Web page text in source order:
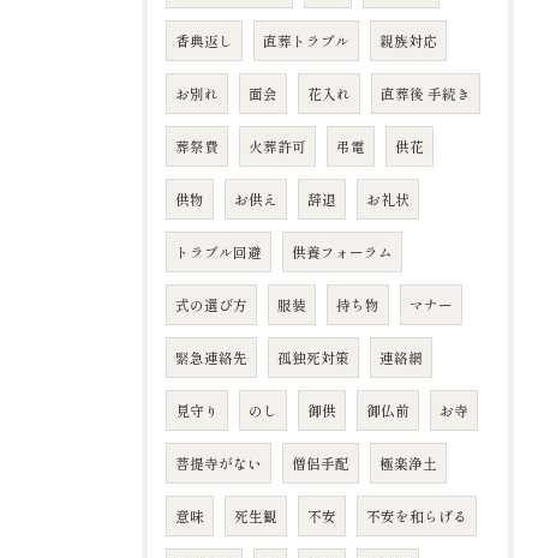
香典返し 直葬トラブル 親族対応
お別れ 面会 花入れ 直葬後 手続き
葬祭費 火葬許可 弔電 供花
供物 お供え 辞退 お礼状
トラブル回避 供養フォーラム
式の選び方 服装 持ち物 マナー
緊急連絡先 孤独死対策 連絡網
見守り のし 御供 御仏前 お寺
菩提寺がない 僧侶手配 極楽浄土
意味 死生観 不安 不安を和らげる